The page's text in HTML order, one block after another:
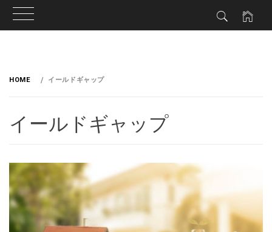
HOME イールドギャップ
イールドギャップ